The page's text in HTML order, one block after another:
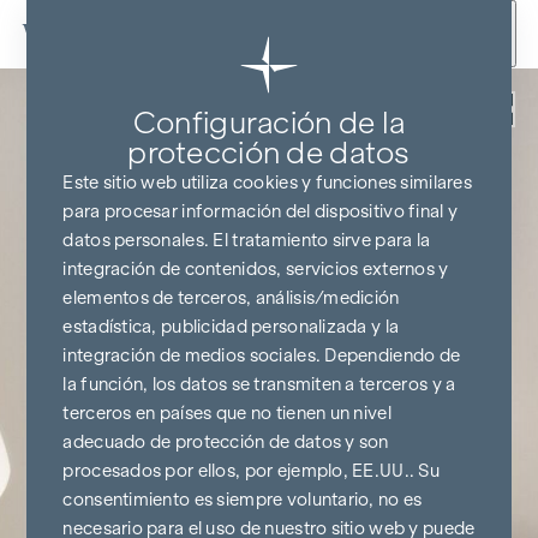
Ir al contenido
Configuración de la
protección de datos
Este sitio web utiliza cookies y funciones similares
para procesar información del dispositivo final y
datos personales. El tratamiento sirve para la
integración de contenidos, servicios externos y
elementos de terceros, análisis/medición
estadística, publicidad personalizada y la
integración de medios sociales. Dependiendo de
la función, los datos se transmiten a terceros y a
terceros en países que no tienen un nivel
adecuado de protección de datos y son
procesados por ellos, por ejemplo, EE.UU.. Su
consentimiento es siempre voluntario, no es
necesario para el uso de nuestro sitio web y puede